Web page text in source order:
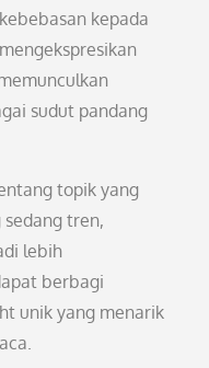
kepada
sudut pandang
topik yang
tren,
lebih
berbagi
unik yang menarik